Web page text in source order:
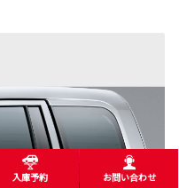
入庫予約 お問い合わせ